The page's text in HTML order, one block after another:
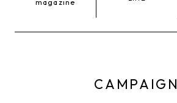
magazine
CAMPAIGN